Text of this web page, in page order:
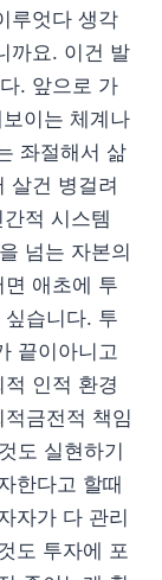
루엇다 생각
까요. 이건 발
. 앞으로 가
이는 체계나
좌절해서 삶
살건 병걸려
간적 시스템
넘는 자본의
애초에 투
습니다. 투
끝이아니고
인적 환경
금전적 책임
도 실현하기
한다고 할때
자가 다 관리
도 투자에 포